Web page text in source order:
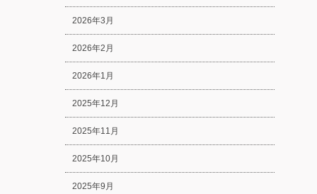
2026年3月
2026年2月
2026年1月
2025年12月
2025年11月
2025年10月
2025年9月